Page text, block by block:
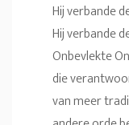
Hij verbande
Hij verbande
Onbevlekte
die
van meer